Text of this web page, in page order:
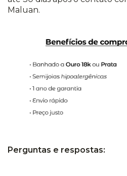
Maluan.
Perguntas e respostas: